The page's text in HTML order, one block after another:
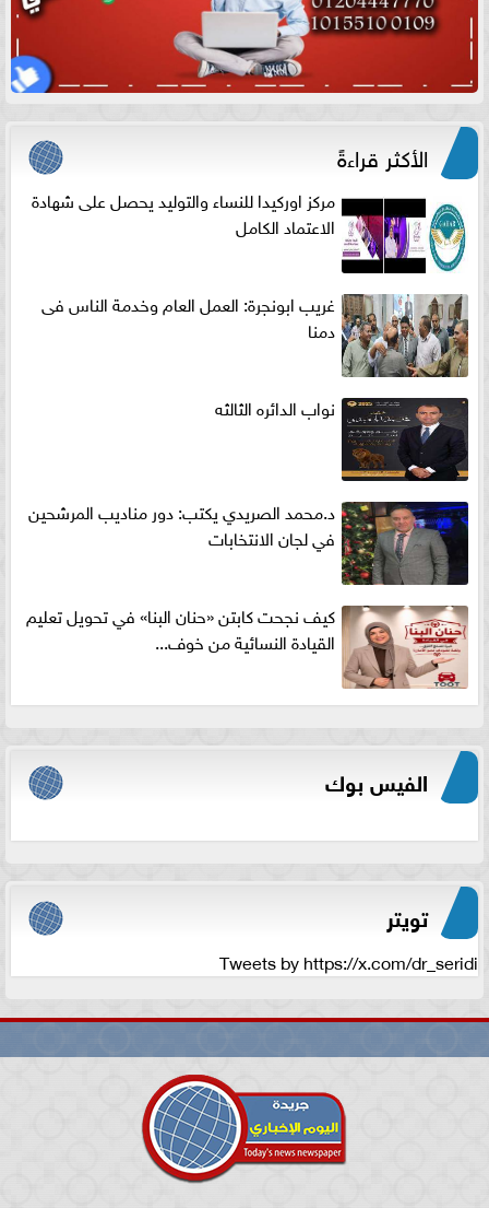
الأكثر قراءةً
مركز اوركيدا للنساء والتوليد يحصل على شهادة
الاعتماد الكامل
غريب ابونجرة: العمل العام وخدمة الناس فى
دمنا
نواب الدائره الثالثه
د.محمد الصريدي يكتب: دور مناديب المرشحين
في لجان الانتخابات
كيف نجحت كابتن «حنان البنا» في تحويل تعليم
القيادة النسائية من خوف...
الفيس بوك
تويتر
Tweets by https://x.com/dr_seridi